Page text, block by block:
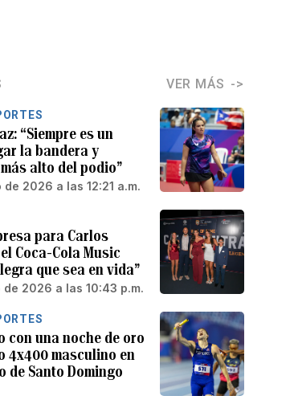
VER MÁS
“Siempre es un
la bandera y
alto del podio”
2026 a las 12:21 a.m.
para Carlos
Coca-Cola Music
que sea en vida”
de 2026 a las 10:43 p.m.
con una noche de oro
4x400 masculino en
de Santo Domingo